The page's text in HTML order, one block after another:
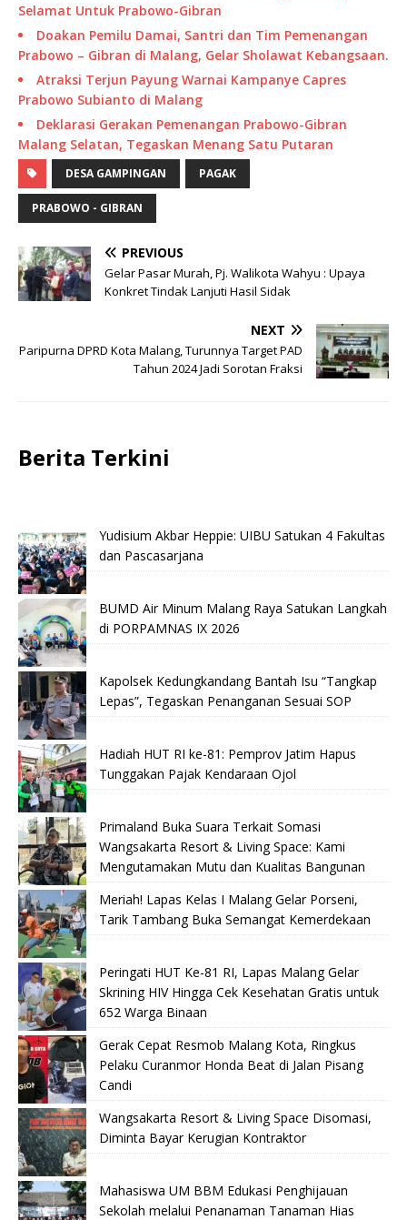
Selamat Untuk Prabowo-Gibran
Doakan Pemilu Damai, Santri dan Tim Pemenangan
Prabowo – Gibran di Malang, Gelar Sholawat Kebangsaan.
Atraksi Terjun Payung Warnai Kampanye Capres
Prabowo Subianto di Malang
Deklarasi Gerakan Pemenangan Prabowo-Gibran
Malang Selatan, Tegaskan Menang Satu Putaran
DESA GAMPINGAN PAGAK
PRABOWO - GIBRAN
PREVIOUS
Gelar Pasar Murah, Pj. Walikota Wahyu : Upaya
Konkret Tindak Lanjuti Hasil Sidak
NEXT
Paripurna DPRD Kota Malang, Turunnya Target PAD
Tahun 2024 Jadi Sorotan Fraksi
Berita Terkini
Yudisium Akbar Heppie: UIBU Satukan 4 Fakultas
dan Pascasarjana
BUMD Air Minum Malang Raya Satukan Langkah
di PORPAMNAS IX 2026
Kapolsek Kedungkandang Bantah Isu “Tangkap
Lepas”, Tegaskan Penanganan Sesuai SOP
Hadiah HUT RI ke-81: Pemprov Jatim Hapus
Tunggakan Pajak Kendaraan Ojol
Primaland Buka Suara Terkait Somasi
Wangsakarta Resort & Living Space: Kami
Mengutamakan Mutu dan Kualitas Bangunan
Meriah! Lapas Kelas I Malang Gelar Porseni,
Tarik Tambang Buka Semangat Kemerdekaan
Peringati HUT Ke-81 RI, Lapas Malang Gelar
Skrining HIV Hingga Cek Kesehatan Gratis untuk
652 Warga Binaan
Gerak Cepat Resmob Malang Kota, Ringkus
Pelaku Curanmor Honda Beat di Jalan Pisang
Candi
Wangsakarta Resort & Living Space Disomasi,
Diminta Bayar Kerugian Kontraktor
Mahasiswa UM BBM Edukasi Penghijauan
Sekolah melalui Penanaman Tanaman Hias